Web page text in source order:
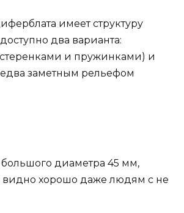
имеет структуру
два варианта:
и пружинками) и
заметным рельефом
диаметра 45 мм,
видно хорошо даже людям с не